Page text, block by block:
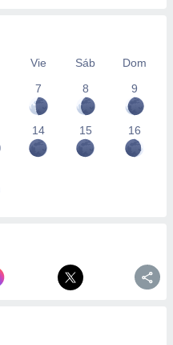
Vie Sáb
Dom
7
8 9
14 15 16